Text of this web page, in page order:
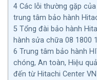
4 Các lỗi thường gặp
trung tâm bảo hành
5 Tổng đài bảo hành
hành sửa chữa 08 1800
6 Trung tâm bảo hành
chóng, An toàn, Hiệu
đến từ Hitachi Center VN